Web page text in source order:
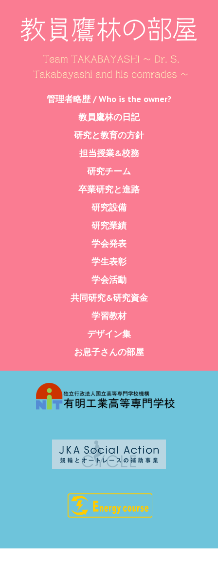
教員鷹林の部屋
Team TAKABAYASHI ～ Dr. S.
Takabayashi and his comrades ～
管理者略歴 / Who is the owner?
教員鷹林の日記
研究と教育の方針
担当授業&校務
研究チーム
卒業研究と進路
研究設備
研究業績
学会発表
学生表彰
学会活動
共同研究&研究資金
学習教材
デザイン集
お息子さんの部屋